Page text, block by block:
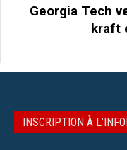
Georgia Tech
kraft
INSCRIPTION À